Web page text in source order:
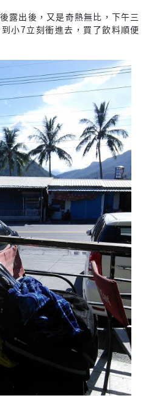
露出後，又是奇熱無比，下午三
小7立刻衝進去，買了飲料順便